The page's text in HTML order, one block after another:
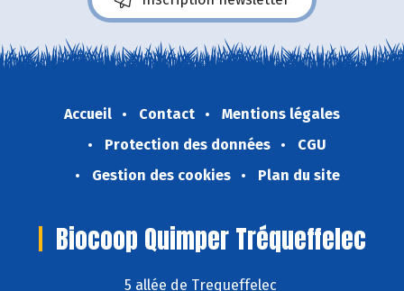
Accueil Contact
Mentions légales
Protection des données
CGU
Gestion des cookies
Plan du site
Biocoop Quimper Tréqueffelec
5 allée de Trequeffelec